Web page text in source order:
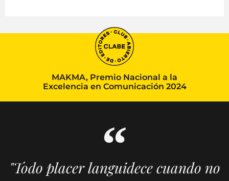
MAKMA, Premio Nacional a la
Excelencia en Comunicación 2024
"Todo placer languidece cuando no